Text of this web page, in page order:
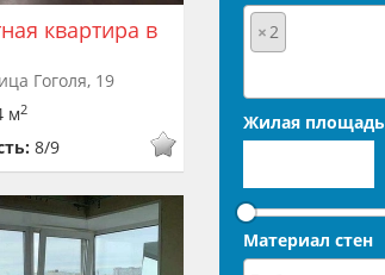
квартира в
Гоголя, 19
м2
8/9
×2
Жилая площадь
Материал стен